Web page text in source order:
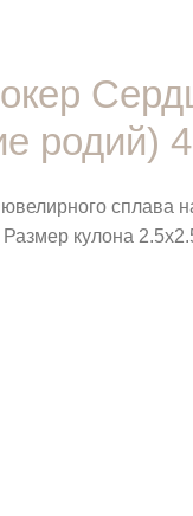
родий)
ювелирного сплава
Размер кулона